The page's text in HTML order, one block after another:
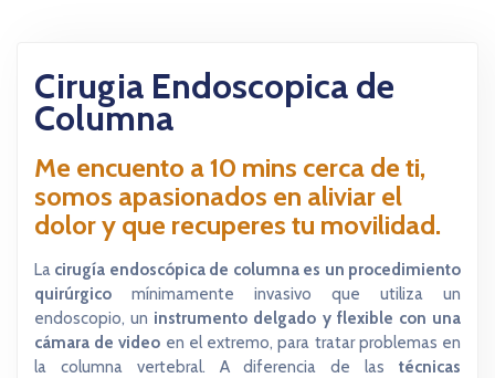
Cirugia Endoscopica de
Columna
Me encuento a 10 mins cerca de ti,
somos apasionados en aliviar el
dolor y que recuperes tu movilidad.
La cirugía endoscópica de columna es un procedimiento
quirúrgico mínimamente invasivo que utiliza un
endoscopio, un instrumento delgado y flexible con una
cámara de video en el extremo, para tratar problemas en
la columna vertebral. A diferencia de las técnicas